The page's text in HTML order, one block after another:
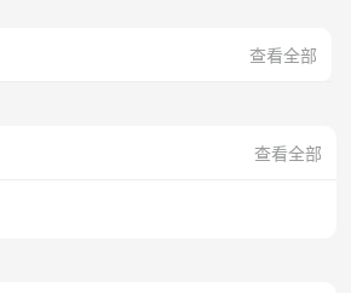
查看全部
查看全部